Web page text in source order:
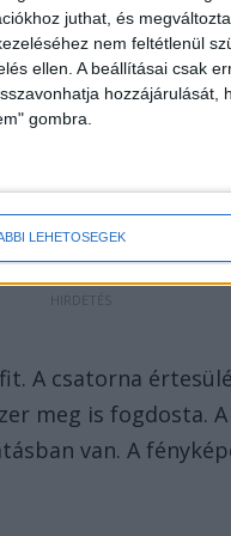
juthat, és
nem feltétlenül
ellen. A beállításai csak
gombra.
LEHETŐSÉGEK
a
a kislányáról, majd
híreit ide kattintva
A csatorna
meg is fogdosta.
van. A